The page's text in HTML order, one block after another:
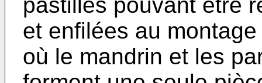
et enfilées au
où le mandrin et les